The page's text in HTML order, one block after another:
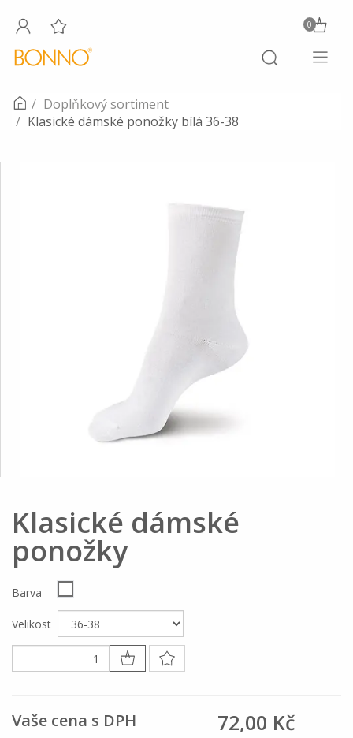
Toggle
search
0
Toggle
Doplňkový sortiment
Klasické dámské ponožky bílá 36-38
Klasické dámské
ponožky
Barva
Velikost
Vaše cena s DPH 72,00 Kč